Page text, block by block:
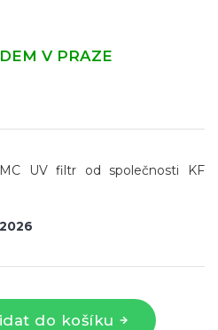
V PRAZE
do košíku
UV filtr od společnosti KF